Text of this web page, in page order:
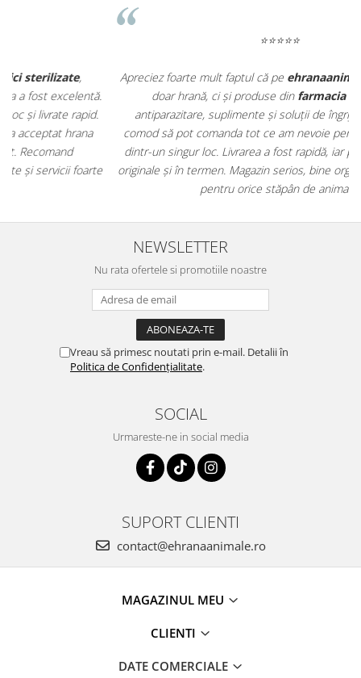
Apreciez foarte mult faptul că peehranaanimale.ro găsesc nu
doar hrană, ci și produse dinfarmacia veterinară:
antiparazitare, suplimente și soluții de îngrijire. Este foarte
comod să pot comanda tot ce am nevoie pentru animalul meu
dintr-un singur loc. Livrarea a fost rapidă, iar produsele au fost
originale și în termen. Magazin serios, bine organizat și foarte util
pentru orice stăpân de animale.
NEWSLETTER
Nu rata ofertele si promotiile noastre
Vreau să primesc noutati prin e-mail. Detalii în
Politica de Confidențialitate.
SOCIAL
Urmareste-ne in social media
SUPORT CLIENTI
contact@ehranaanimale.ro
MAGAZINUL MEU
CLIENTI
DATE COMERCIALE